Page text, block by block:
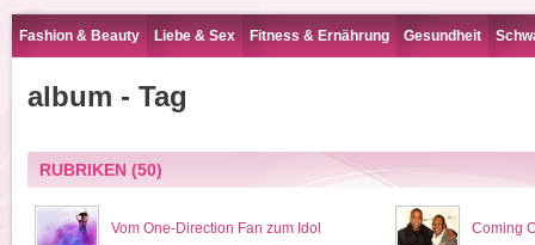
Fashion & Beauty Liebe & Sex Fitness & Ernährung Gesundheit
album - Tag
RUBRIKEN(50)
Vom One-Direction Fan zum Idol Coming